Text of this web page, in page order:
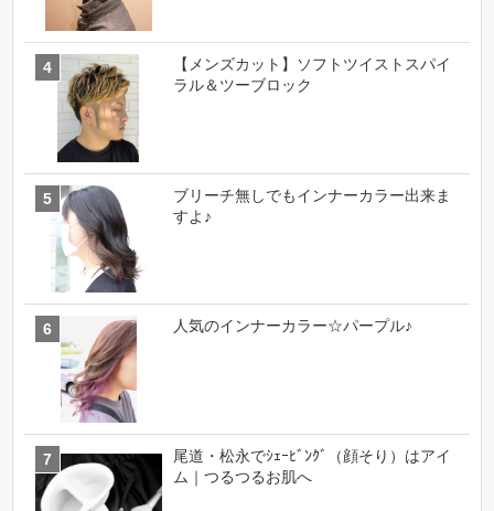
【メンズカット】ソフトツイストスパイ
ラル＆ツーブロック
ブリーチ無しでもインナーカラー出来ま
すよ♪
人気のインナーカラー☆パープル♪
尾道・松永でｼｪｰﾋﾞﾝｸﾞ（顔そり）はアイ
ム｜つるつるお肌へ